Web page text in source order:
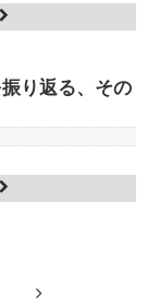
り返る、その